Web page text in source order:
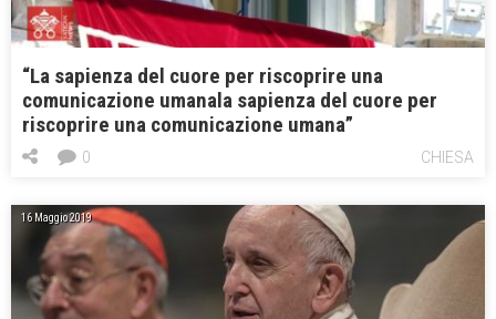
“La sapienza del cuore per riscoprire una
comunicazione umanala sapienza del cuore per
riscoprire una comunicazione umana”
CHIESA
0
16 Maggio 2019